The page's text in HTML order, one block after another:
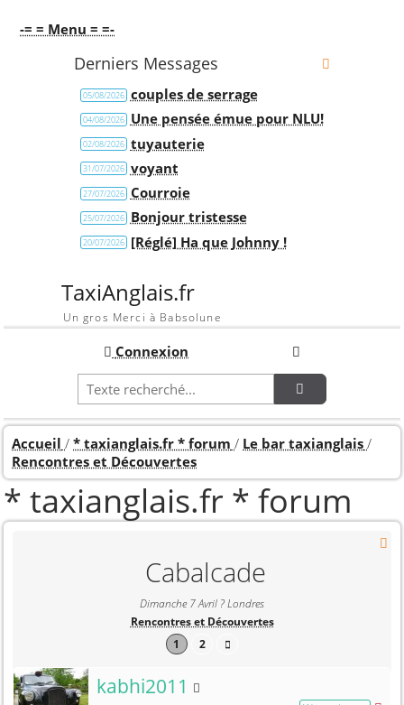
-= = Menu = =-
Derniers Messages
05/08/2026 couples de serrage
04/08/2026 Une pensée émue pour NLU!
02/08/2026 tuyauterie
31/07/2026 voyant
27/07/2026 Courroie
25/07/2026 Bonjour tristesse
20/07/2026 [Réglé] Ha que Johnny !
TaxiAnglais.fr
Un gros Merci à Babsolune
Connexion
Recherche
Accueil * taxianglais.fr * forum
Le bar taxianglais
Rencontres et Découvertes
* taxianglais.fr * forum
Cabalcade
Dimanche 7 Avril ? Londres
Rencontres et Découvertes
1
2
kabhi2011 Membre non connecté